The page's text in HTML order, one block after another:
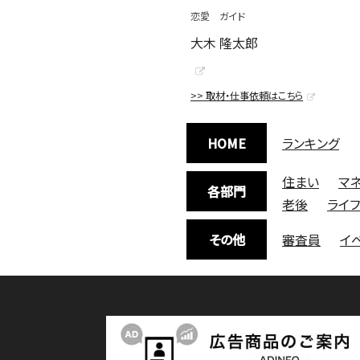
恋愛 ガイド
大木 隆太郎
>> 取材・仕事依頼はこちら
HOME ランキング
各部門 住まい
マ
老後
ライ
その他
審査員 イ